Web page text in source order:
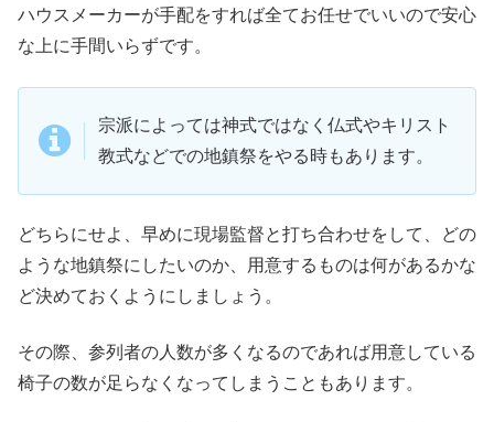
ハウスメーカーが手配をすれば全てお任せでいいので安心
な上に手間いらずです。
宗派によっては神式ではなく仏式やキリスト
教式などでの地鎮祭をやる時もあります。
どちらにせよ、早めに現場監督と打ち合わせをして、どの
ような地鎮祭にしたいのか、用意するものは何があるかな
ど決めておくようにしましょう。
その際、参列者の人数が多くなるのであれば用意している
椅子の数が足らなくなってしまうこともあります。